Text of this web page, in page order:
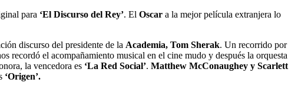
para ‘El Discurso del Rey’. El Oscar a la mejor película extranjera lo
discurso del presidente de la Academia, Tom Sherak. Un recorrido por
recordó el acompañamiento musical en el cine mudo y después la orquesta
la vencedora es ‘La Red Social’. Matthew McConaughey y Scarlett
‘Origen’.